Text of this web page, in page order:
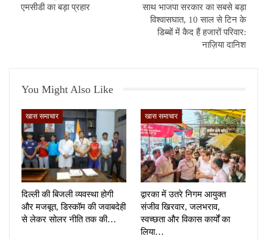
एमसीडी का बड़ा प्रहार
साथ भाजपा सरकार का सबसे बड़ा
विश्वासघात, 10 साल से टिन के
डिब्बों में कैद हैं हजारों परिवार:
नाज़िया दानिश
You Might Also Like
खास समाचार
दिल्ली की बिजली व्यवस्था होगी
और मजबूत, डिस्कॉम की जवाबदेही
से लेकर सोलर नीति तक की…
खास समाचार
द्वारका में उतरे निगम आयुक्त
संजीव खिरवार, जलभराव,
स्वच्छता और विकास कार्यों का
लिया…